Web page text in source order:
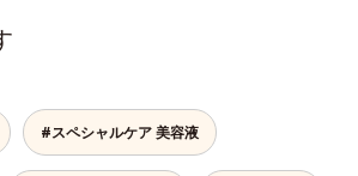
#スペシャルケア 美容液